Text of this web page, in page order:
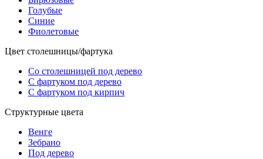
Голубые
Синие
Фиолетовые
Цвет столешницы/фартука
Со столешницей под дерево
С фартуком под дерево
С фартуком под кирпич
Структурные цвета
Венге
Зебрано
Под дерево